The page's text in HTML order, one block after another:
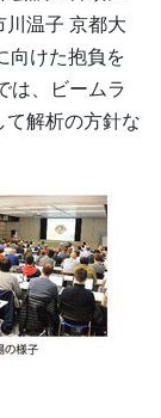
温子 京都大
向けた抱負を
は、ビームラ
解析の方針な